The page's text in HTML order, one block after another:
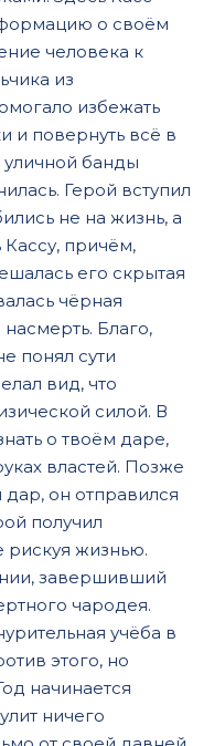
о своём
человека к
из
избежать
и повернуть всё в
банды
Герой вступил
не на жизнь, а
Кассу, причём,
его скрытая
чёрная
Благо,
понял сути
вид, что
силой. В
о твоём даре,
властей. Позже
он отправился
получил
рискуя жизнью.
завершивший
чародея.
учёба в
этого, но
начинается
ничего